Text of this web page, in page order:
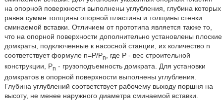
на опорной поверхности выполнены углубления, глубина которых
равна сумме толщины опорной пластины и толщины стенки
сминаемой вставки. Отличием от прототипа является также то,
что на опорной поверхности дополнительно установлены плоские
домкраты, подключенные к насосной станции, их количество n
соответствует формуле n=Р/Pn
, где P - вес строительной
конструкции, Pn - грузоподъемность домкрата. Для установки
домкратов в опорной поверхности выполнены углубления.
Глубина углублений соответствует рабочему выходу поршня на
высоту, не менее наружного диаметра сминаемой вставки.